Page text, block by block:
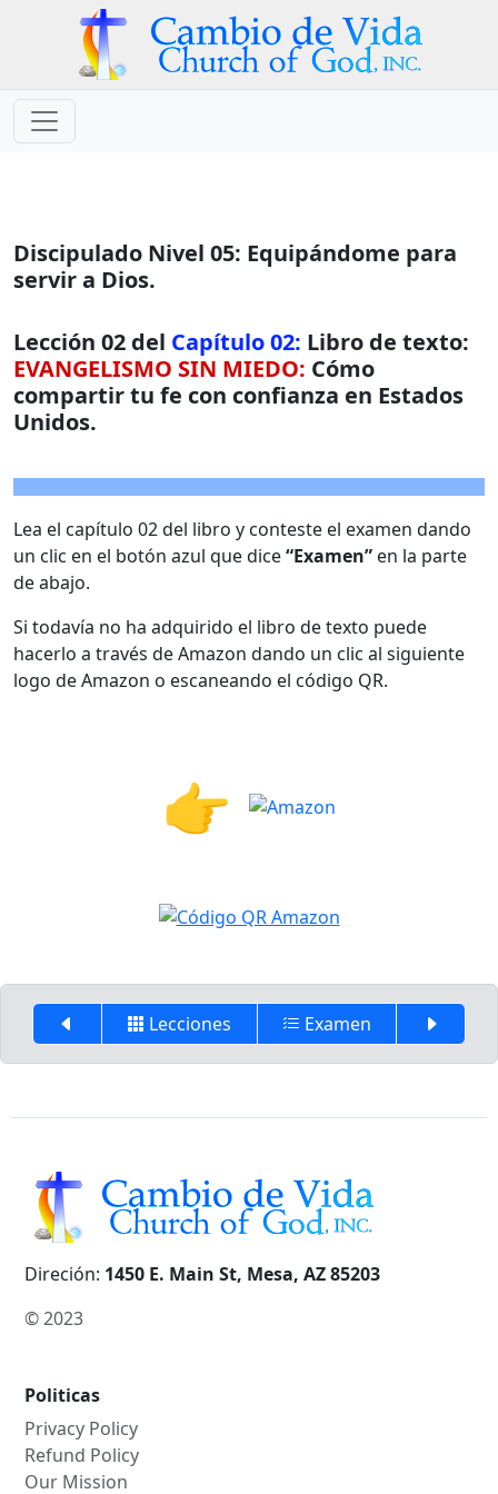
Discipulado Nivel 05: Equipándome para
servir a Dios.
Lección 02 del Capítulo 02: Libro de texto:
EVANGELISMO SIN MIEDO: Cómo
compartir tu fe con confianza en Estados
Unidos.
Lea el capítulo 02 del libro y conteste el examen dando
un clic en el botón azul que dice“Examen” en la parte
de abajo.
Si todavía no ha adquirido el libro de texto puede
hacerlo a través de Amazon dando un clic al siguiente
logo de Amazon o escaneando el código QR.
👉
Lecciones Examen
Direción: 1450 E. Main St, Mesa, AZ 85203
© 2023
Politicas
Privacy Policy
Refund Policy
Our Mission